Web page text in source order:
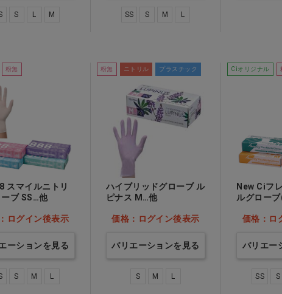
S L M SS S M L
粉無
スマイルニトリ
ーブ SS…他
ログイン後表示
ーションを見る
S M L
粉無 ニトリル プラスチック
ハイブリッドグローブ ル
ピナス M…他
価格：ログイン後表示
バリエーションを見る
S M L
Ciオリジナル
New Ciフ
ルグロー
価格：ロ
バリエー
SS S